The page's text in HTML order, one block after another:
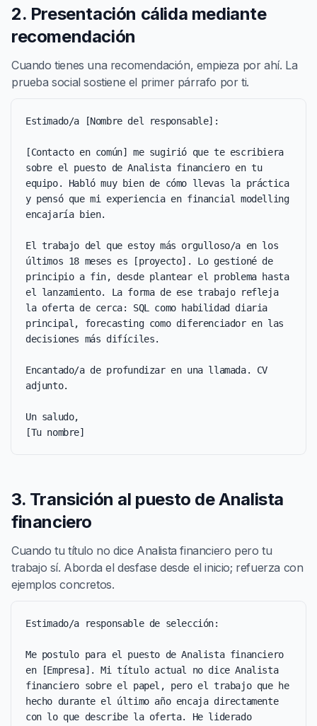
2. Presentación cálida mediante
recomendación
Cuando tienes una recomendación, empieza por ahí. La
prueba social sostiene el primer párrafo por ti.
Estimado/a [Nombre del responsable]:
[Contacto en común] me sugirió que te escribiera
sobre el puesto de Analista financiero en tu
equipo. Habló muy bien de cómo llevas la práctica
y pensó que mi experiencia en financial modelling
encajaría bien.
El trabajo del que estoy más orgulloso/a en los
últimos 18 meses es [proyecto]. Lo gestioné de
principio a fin, desde plantear el problema hasta
el lanzamiento. La forma de ese trabajo refleja
la oferta de cerca: SQL como habilidad diaria
principal, forecasting como diferenciador en las
decisiones más difíciles.
Encantado/a de profundizar en una llamada. CV
adjunto.
Un saludo,
[Tu nombre]
3. Transición al puesto de Analista
financiero
Cuando tu título no dice Analista financiero pero tu
trabajo sí. Aborda el desfase desde el inicio; refuerza con
ejemplos concretos.
Estimado/a responsable de selección:
Me postulo para el puesto de Analista financiero
en [Empresa]. Mi título actual no dice Analista
financiero sobre el papel, pero el trabajo que he
hecho durante el último año encaja directamente
con lo que describe la oferta. He liderado